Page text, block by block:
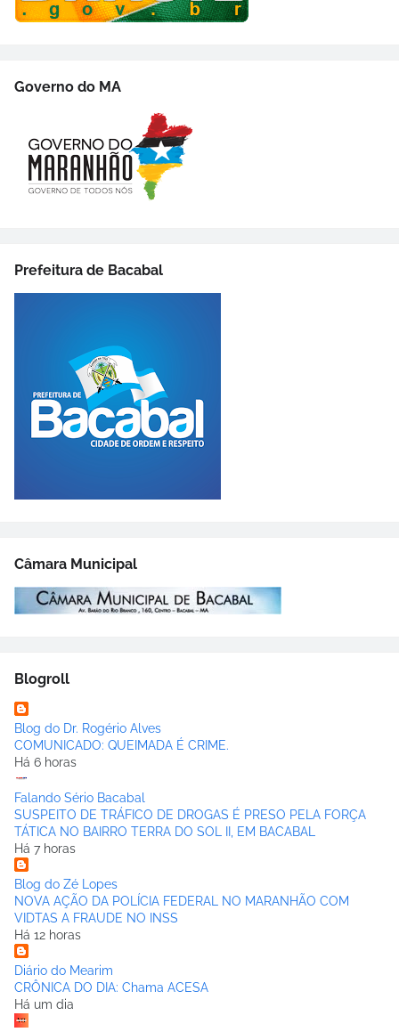
Governo do MA
Prefeitura de Bacabal
Câmara Municipal
Blogroll
Blog do Dr. Rogério Alves
COMUNICADO: QUEIMADA É CRIME.
Há 6 horas
Falando Sério Bacabal
SUSPEITO DE TRÁFICO DE DROGAS É PRESO PELA FORÇA
TÁTICA NO BAIRRO TERRA DO SOL II, EM BACABAL
Há 7 horas
Blog do Zé Lopes
NOVA AÇÃO DA POLÍCIA FEDERAL NO MARANHÃO COM
VIDTAS A FRAUDE NO INSS
Há 12 horas
Diário do Mearim
CRÔNICA DO DIA: Chama ACESA
Há um dia